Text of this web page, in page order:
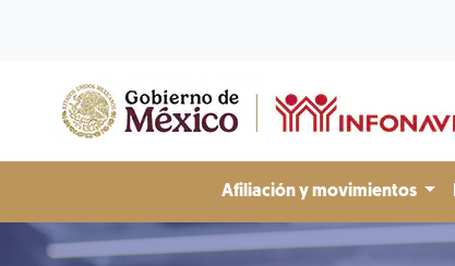
Afiliación y movimientos